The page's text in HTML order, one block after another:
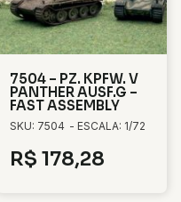
7504 – PZ. KPFW. V
PANTHER AUSF.G –
FAST ASSEMBLY
SKU: 7504 - ESCALA: 1/72
R$ 178,28